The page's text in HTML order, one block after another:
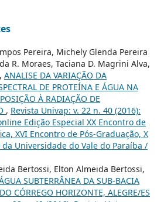
Pereira, Michely Glenda Pereira
R. Moraes, Taciana D. Magrini Alva,
ANALISE DA VARIAÇÃO DA
DE PROTEÍNA E ÁGUA NA
À RADIAÇÃO DE
, Revista Univap: v. 22 n. 40 (2016):
Edição Especial XX Encontro de
XVI Encontro de Pós-Graduação, X
da Universidade do Vale do Paraíba /
Bertossi, Elton Almeida Bertossi,
SUBTERRÂNEA DA SUB-BACIA
CÓRREGO HORIZONTE, ALEGRE/ES